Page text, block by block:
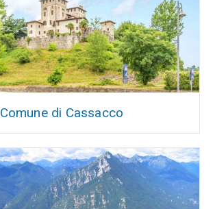
Comune di Cassacco